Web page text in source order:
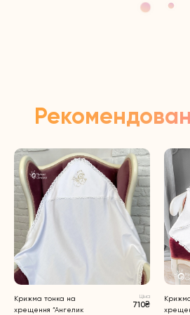
Крижма тонка на
хрещення “Ангелик
Ціна
710₴